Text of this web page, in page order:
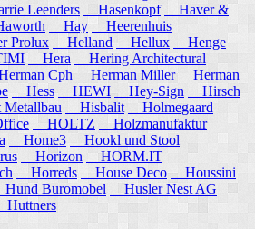
Leenders Hasenkopf
Haver &
Hay
Heerenhuis
Prolux
Helland Hellux
Henge
Hera
Hering Architectural
Cph Herman Miller
Herman
Hess HEWI Hey-Sign
Hirsch
Hisbalit
Holmegaard
HOLTZ
Holzmanufaktur
Home3
Hookl und Stool
Horizon
HORM.IT
Horreds House Deco
Houssini
Buromobel
Husler Nest AG
Huttners